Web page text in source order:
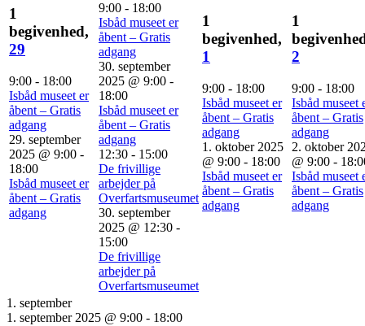
1
begivenhed,
29
9:00 - 18:00
Isbåd museet er
åbent – Gratis
adgang
29. september
2025 @ 9:00 -
18:00
Isbåd museet er
åbent – Gratis
adgang
9:00 - 18:00
Isbåd museet er
åbent – Gratis
adgang
30. september
2025 @ 9:00 -
18:00
Isbåd museet er
åbent – Gratis
adgang
12:30 - 15:00
De frivillige
arbejder på
Overfartsmuseumet
30. september
2025 @ 12:30 -
15:00
De frivillige
arbejder på
Overfartsmuseumet
1
begivenhed,
1
9:00 - 18:00
Isbåd museet er
åbent – Gratis
adgang
1. oktober 2025
@ 9:00 - 18:00
Isbåd museet er
åbent – Gratis
adgang
1
2
9:00 - 18:00
Isbåd museet
åbent – Gratis
adgang
2. oktober
@ 9:00 -
Isbåd museet
åbent – Gratis
adgang
1. september
1. september 2025 @ 9:00 - 18:00